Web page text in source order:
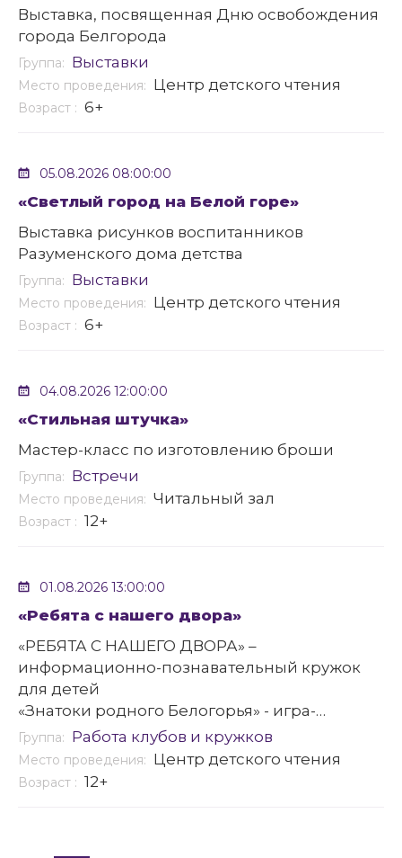
Выставка, посвященная Дню освобождения
города Белгорода
Группа: Выставки
Место проведения: Центр детского чтения
Возраст : 6+
05.08.2026 08:00:00
«Светлый город на Белой горе»
Выставка рисунков воспитанников
Разуменского дома детства
Группа: Выставки
Место проведения: Центр детского чтения
Возраст : 6+
04.08.2026 12:00:00
«Стильная штучка»
Мастер-класс по изготовлению броши
Группа: Встречи
Место проведения: Читальный зал
Возраст : 12+
01.08.2026 13:00:00
«Ребята с нашего двора»
«РЕБЯТА С НАШЕГО ДВОРА» –
информационно-познавательный кружок
для детей
«Знатоки родного Белогорья» - игра-
викторина
Группа: Работа клубов и кружков
Место проведения: Центр детского чтения
Возраст : 12+